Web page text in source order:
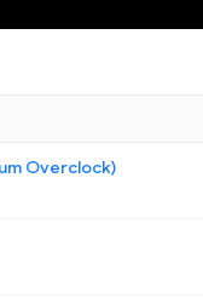
Overclock)